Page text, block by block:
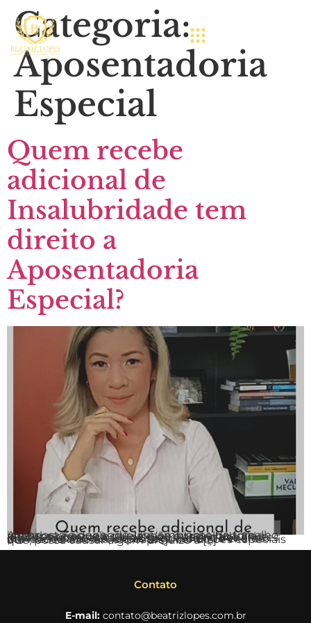
Categoria:
Aposentadoria
Especial
Quem recebe
adicional de
Insalubridade tem
direito a
Aposentadoria
Especial?
A resposta é depende. Um ambiente de trabalho insalubre é aquele que expõe o trabalhador a agentes nocivos à saúde e/ou integridade física (físicos, químicos ou biológicos) acima dos limites legais. A Aposentadoria Especial é um benefício previdenciário, devido ao segurado que exerce atividades laborais, expostos a condições especiais que, possa causar algum prejuízo à […]
Contato
E-mail: contato@beatrizlopes.com.br